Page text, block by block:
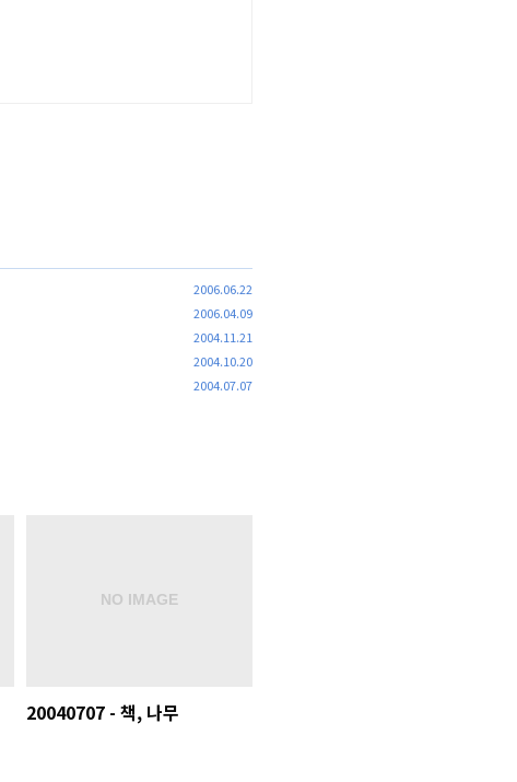
2006.06.22
2006.04.09
2004.11.21
2004.10.20
2004.07.07
20040707 - 책, 나무